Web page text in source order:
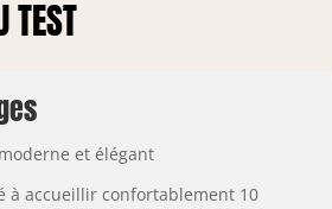
TEST
et élégant
à accueillir confortablement 10